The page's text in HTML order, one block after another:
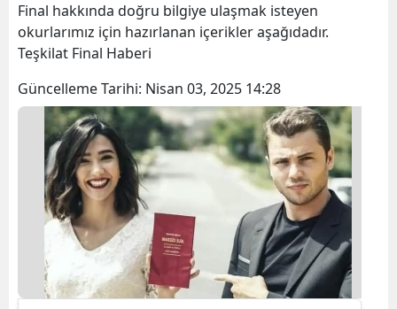
Final hakkında doğru bilgiye ulaşmak isteyen
okurlarımız için hazırlanan içerikler aşağıdadır.
Teşkilat Final Haberi
Güncelleme Tarihi: Nisan 03, 2025 14:28